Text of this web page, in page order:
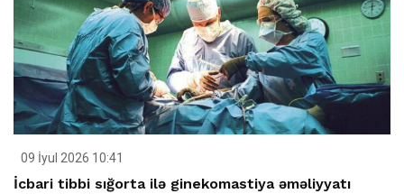
09 İyul 2026 10:41
İcbari tibbi sığorta ilə ginekomastiya əməliyyatı